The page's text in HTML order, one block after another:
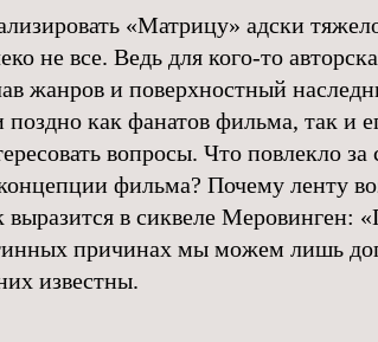
«Матрицу» адски
не все. Ведь для кого-то
жанров и поверхностный
поздно как фанатов фильма, так и
вопросы. Что повлекло
фильма? Почему ленту
выразится в сиквеле Меровинген:
причинах мы можем лишь
известны.